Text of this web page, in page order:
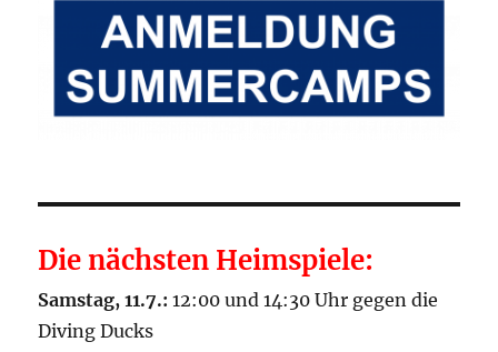
Die nächsten Heimspiele:
Samstag, 11.7.: 12:00 und 14:30 Uhr gegen die
Diving Ducks